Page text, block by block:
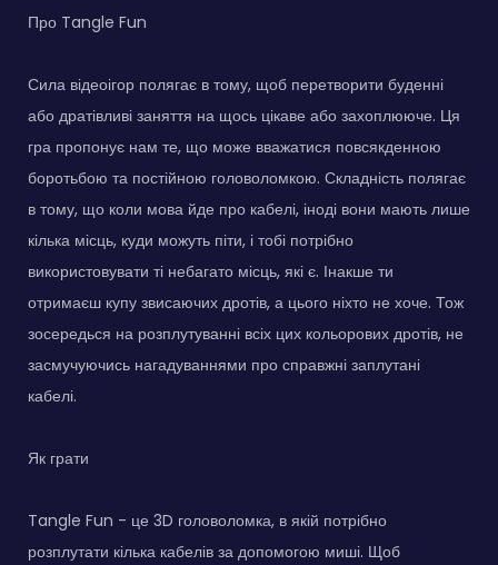
Про Tangle Fun
Сила відеоігор полягає в тому, щоб перетворити буденні
або дратівливі заняття на щось цікаве або захоплююче. Ця
гра пропонує нам те, що може вважатися повсякденною
боротьбою та постійною головоломкою. Складність полягає
в тому, що коли мова йде про кабелі, іноді вони мають лише
кілька місць, куди можуть піти, і тобі потрібно
використовувати ті небагато місць, які є. Інакше ти
отримаєш купу звисаючих дротів, а цього ніхто не хоче. Тож
зосередься на розплутуванні всіх цих кольорових дротів, не
засмучуючись нагадуваннями про справжні заплутані
кабелі.
Як грати
Tangle Fun - це 3D головоломка, в якій потрібно
розплутати кілька кабелів за допомогою миші. Щоб